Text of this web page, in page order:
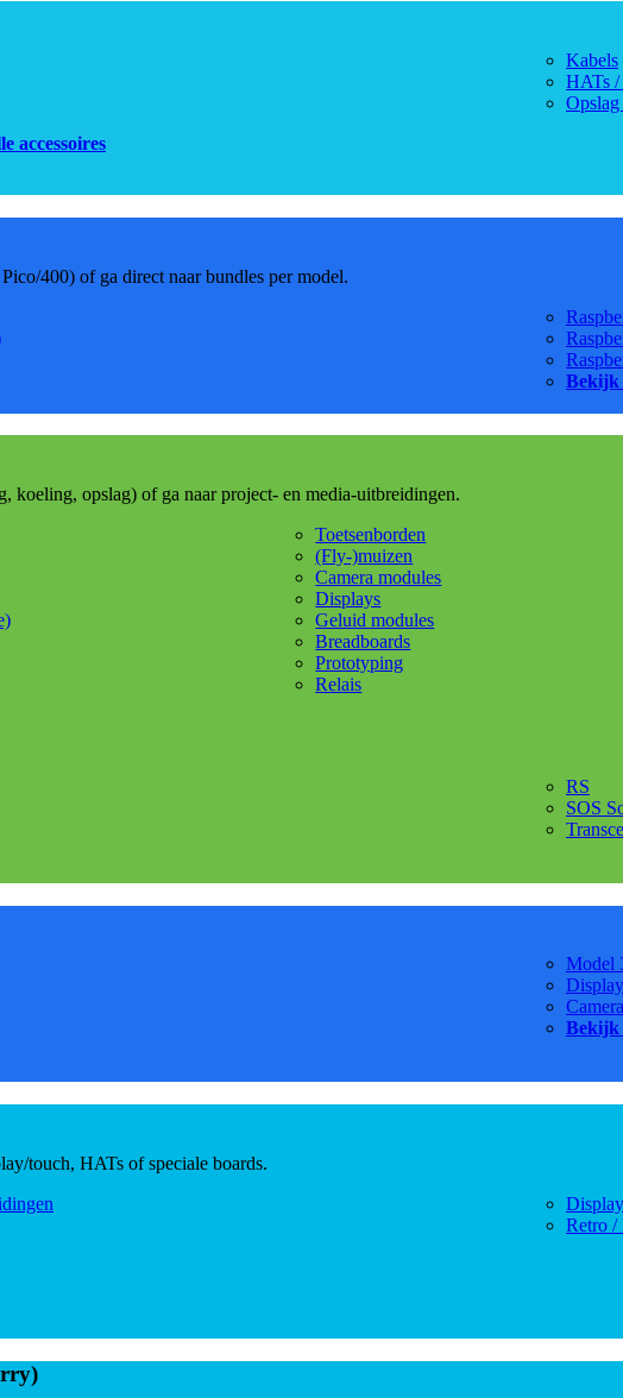
Kabels
HATs /
accessoires
400) of ga direct naar bundles per model.
Bekijk
koeling, opslag) of ga naar project- en media-uitbreidingen.
Toetsenborden
(Fly-)muizen
Camera modules
Displays
Geluid modules
Breadboards
Prototyping
Relais
RS
SOS
Model
Bekijk
touch, HATs of speciale boards.
Retro /